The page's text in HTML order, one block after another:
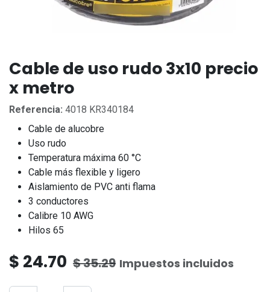
Cable de uso rudo 3x10 precio
x metro
Referencia: 4018 KR340184
Cable de alucobre
Uso rudo
Temperatura máxima 60 °C
Cable más flexible y ligero
Aislamiento de PVC anti flama
3 conductores
Calibre 10 AWG
Hilos 65
$ 24.70 $35.29 Impuestos incluidos